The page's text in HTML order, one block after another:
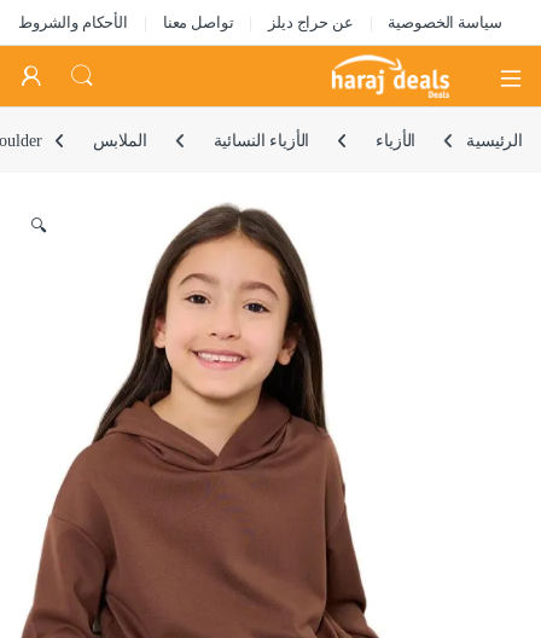
سياسة الخصوصية عن حراج ديلز تواصل معنا الأحكام والشروط
Open
الرئيسية الأزياء الأزياء النسائية الملابس
🔍